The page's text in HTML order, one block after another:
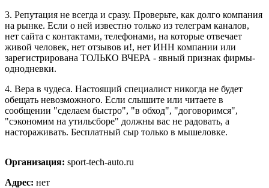
3. Репутация не всегда и сразу. Проверьте, как долго компания
на рынке. Если о ней известно только из телеграм каналов,
нет сайта с контактами, телефонами, на которые отвечает
живой человек, нет отзывов и!, нет ИНН компании или
зарегистрирована ТОЛЬКО ВЧЕРА - явный признак фирмы-
однодневки.
4. Вера в чудеса. Настоящий специалист никогда не будет
обещать невозможного. Если слышите или читаете в
сообщении "сделаем быстро", "в обход", "договоримся",
"сэкономим на утильсборе" должны вас не радовать, а
настораживать. Бесплатный сыр только в мышеловке.
Организация: sport-tech-auto.ru
Адрес: нет